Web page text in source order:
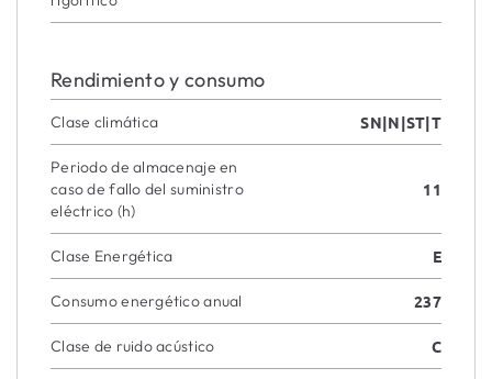
Rendimiento y consumo
Clase climática SN|N|ST|T
Periodo de almacenaje en
caso de fallo del suministro
eléctrico (h)
11
Clase Energética E
Consumo energético anual 237
Clase de ruido acústico C